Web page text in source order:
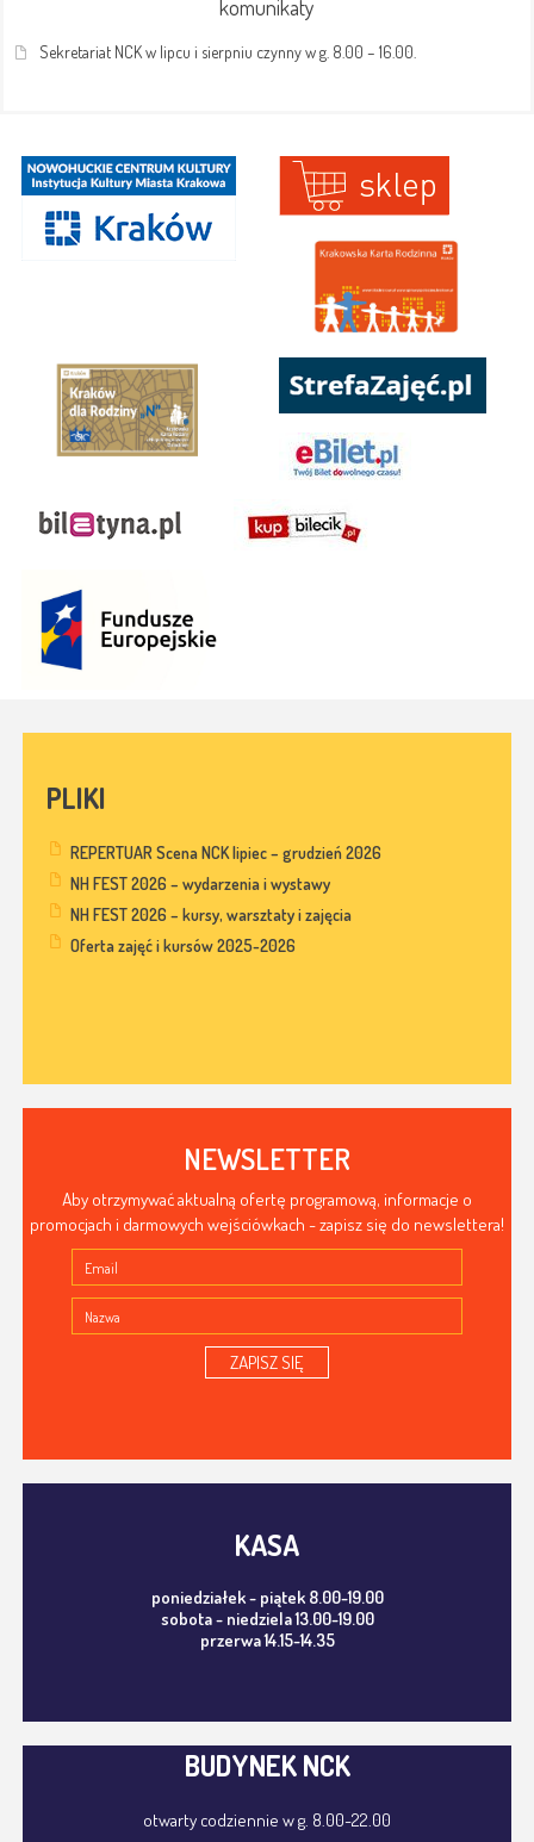
komunikaty
Sekretariat NCK w lipcu i sierpniu czynny w g. 8.00 – 16.00.
PLIKI
REPERTUAR Scena NCK lipiec – grudzień 2026
NH FEST 2026 – wydarzenia i wystawy
NH FEST 2026 – kursy, warsztaty i zajęcia
Oferta zajęć i kursów 2025-2026
NEWSLETTER
Aby otrzymywać aktualną ofertę programową, informacje o
promocjach i darmowych wejściówkach - zapisz się do newslettera!
ZAPISZ SIĘ
KASA
poniedziałek - piątek 8.00-19.00
sobota - niedziela 13.00-19.00
przerwa 14.15-14.35
BUDYNEK NCK
otwarty codziennie w g. 8.00-22.00